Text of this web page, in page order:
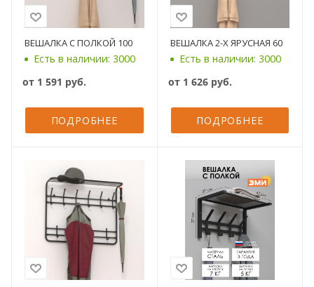
ВЕШАЛКА С ПОЛКОЙ 100
Есть в наличии: 3000
от 1 591 руб.
ПОДРОБНЕЕ
ВЕШАЛКА 2-Х ЯРУСНАЯ 60
Есть в наличии: 3000
от 1 626 руб.
ПОДРОБНЕЕ